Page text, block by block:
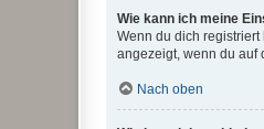
Wie kann ich meine
Wenn du dich
angezeigt, wenn du auf
Nach oben